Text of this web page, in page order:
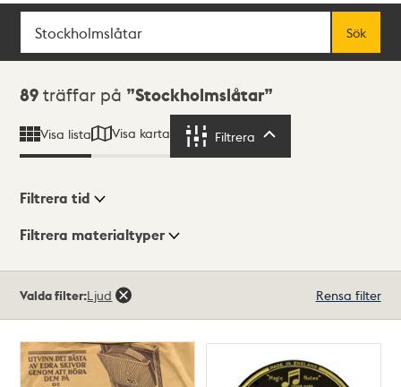
Sök
Sök
Sökresultat
89 träffar på Stockholmslåtar
Visa lista Visa karta Filtrera
Visningsläge
Filtrera tid
Filtrera materialtyper
träffar
Valda filter:Ljud Rensa filter